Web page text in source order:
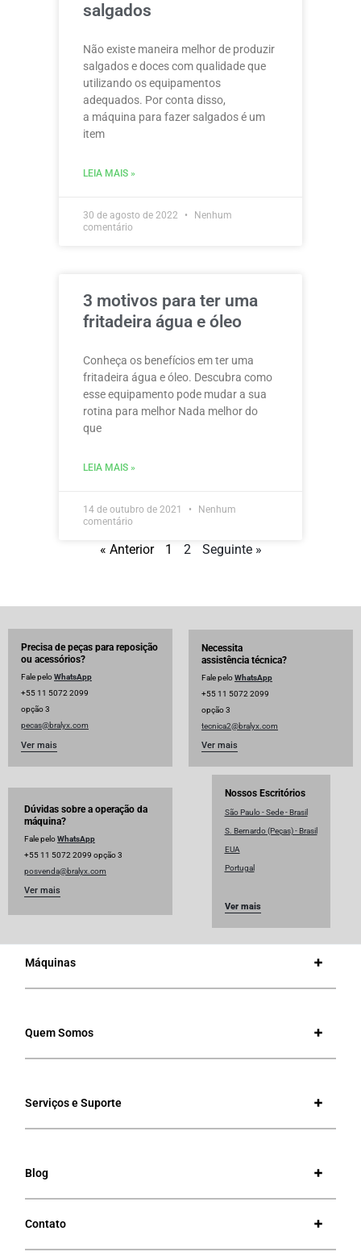
salgados
Não existe maneira melhor de produzir
salgados e doces com qualidade que
utilizando os equipamentos
adequados. Por conta disso,
a máquina para fazer salgados é um
item
LEIA MAIS »
30 de agosto de 2022
Nenhum
comentário
3 motivos para ter uma
fritadeira água e óleo
Conheça os benefícios em ter uma
fritadeira água e óleo. Descubra como
esse equipamento pode mudar a sua
rotina para melhor Nada melhor do
que
LEIA MAIS »
14 de outubro de 2021
Nenhum
comentário
« Anterior 1 2 Seguinte »
Precisa de peças para reposição
ou acessórios?
Fale peloWhatsApp
+55 11 5072 2099
opção 3
pecas@bralyx.com
Ver mais
Necessita
assistência técnica?
Fale peloWhatsApp
+55 11 5072 2099
opção 3
tecnica2@bralyx.com
Ver mais
Dúvidas sobre a operação da
máquina?
Fale peloWhatsApp
+55 11 5072 2099 opção 3
posvenda@bralyx.com
Ver mais
Nossos Escritórios
São Paulo - Sede - Brasil
S. Bernardo (Peças) - Brasil
EUA
Portugal
Ver mais
Máquinas
Quem Somos
Serviços e Suporte
Blog
Contato